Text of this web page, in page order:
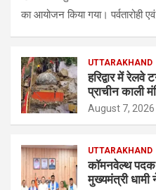
का आयोजन किया गया। पर्वतारोही एवं…
UTTARAKHAND
हरिद्वार में रेलवे
प्राचीन काली
August 7, 2026
UTTARAKHAND
कॉमनवेल्थ पदक
मुख्यमंत्री धामी